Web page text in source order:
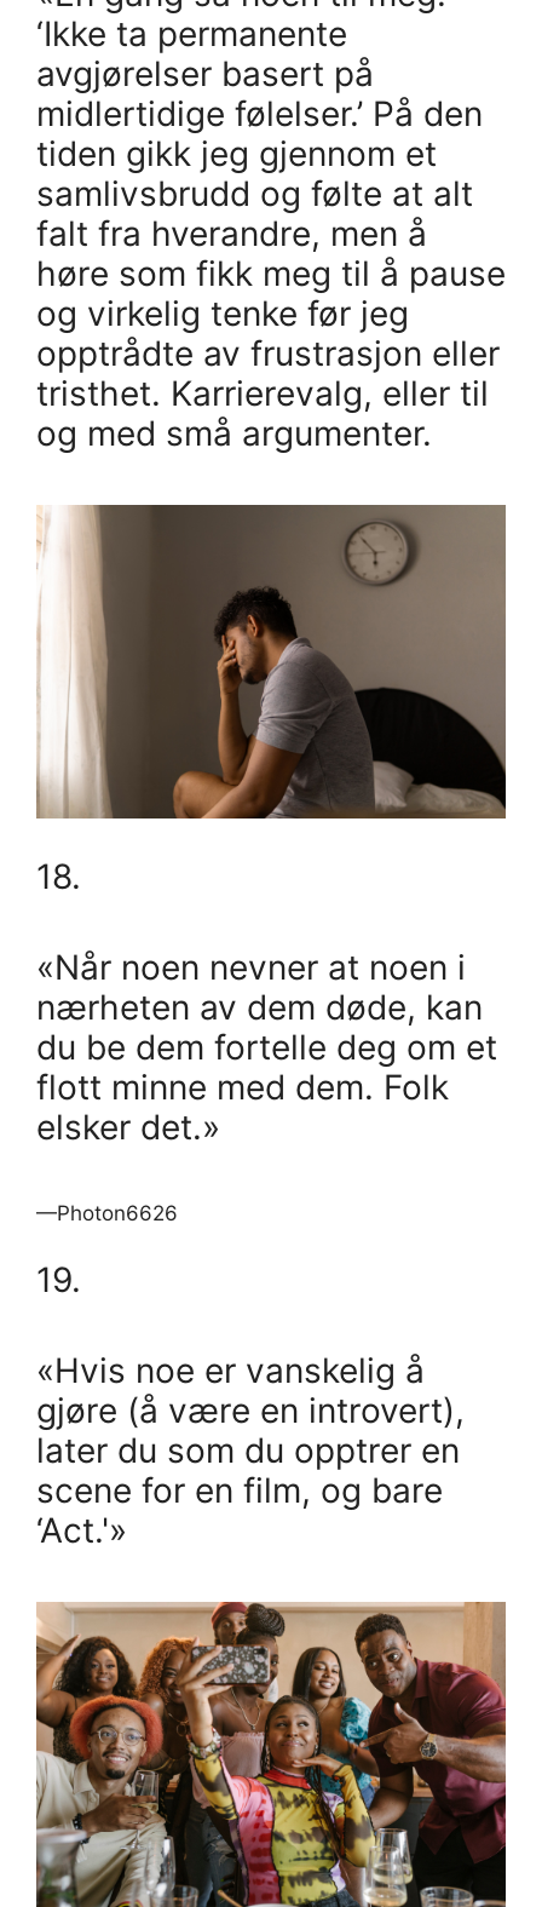
‘Ikke ta permanente
avgjørelser basert på
midlertidige følelser.’ På den
tiden gikk jeg gjennom et
samlivsbrudd og følte at alt
falt fra hverandre, men å
høre som fikk meg til å pause
og virkelig tenke før jeg
opptrådte av frustrasjon eller
tristhet. Karrierevalg, eller til
og med små argumenter.
18.
«Når noen nevner at noen i
nærheten av dem døde, kan
du be dem fortelle deg om et
flott minne med dem. Folk
elsker det.»
—Photon6626
19.
«Hvis noe er vanskelig å
gjøre (å være en introvert),
later du som du opptrer en
scene for en film, og bare
‘Act.'»